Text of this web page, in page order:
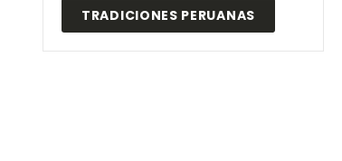
Pocos inventores han despertado
tanta admiración como Nikola
TRADICIONES PERUANAS